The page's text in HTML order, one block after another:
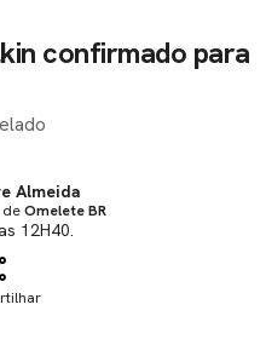
confirmado para
Almeida
Omelete BR
12H40.